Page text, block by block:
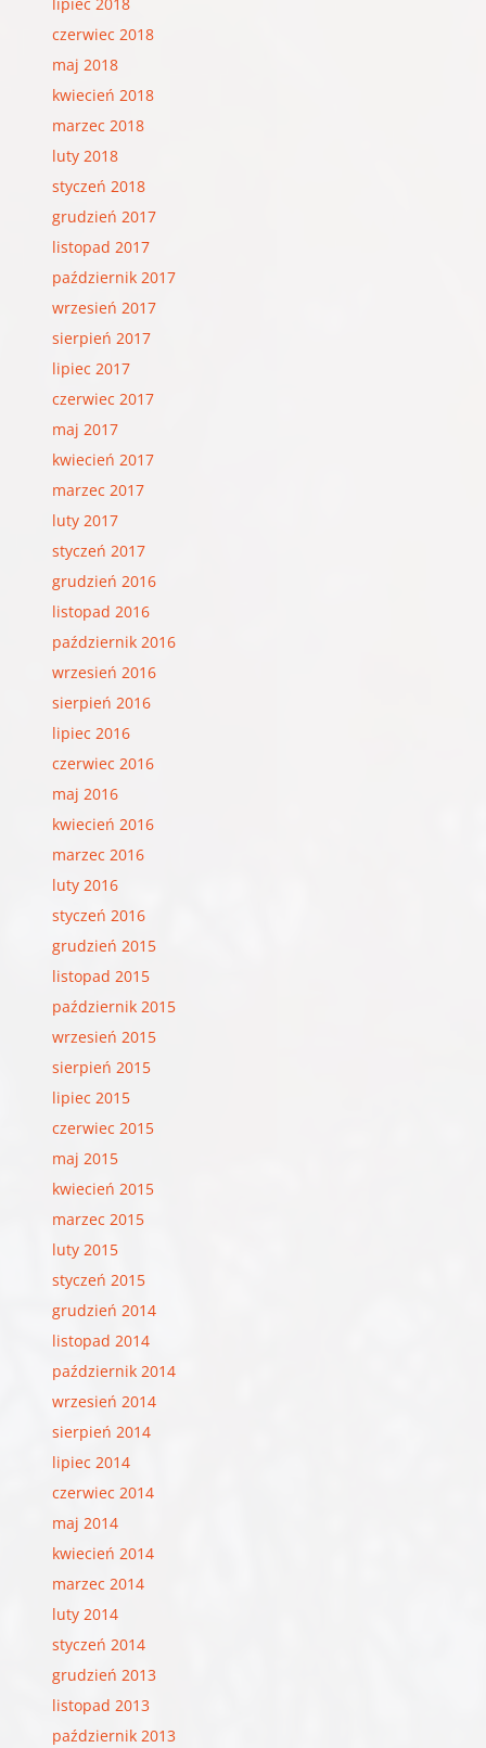
lipiec 2018
czerwiec 2018
maj 2018
kwiecień 2018
marzec 2018
luty 2018
styczeń 2018
grudzień 2017
listopad 2017
październik 2017
wrzesień 2017
sierpień 2017
lipiec 2017
czerwiec 2017
maj 2017
kwiecień 2017
marzec 2017
luty 2017
styczeń 2017
grudzień 2016
listopad 2016
październik 2016
wrzesień 2016
sierpień 2016
lipiec 2016
czerwiec 2016
maj 2016
kwiecień 2016
marzec 2016
luty 2016
styczeń 2016
grudzień 2015
listopad 2015
październik 2015
wrzesień 2015
sierpień 2015
lipiec 2015
czerwiec 2015
maj 2015
kwiecień 2015
marzec 2015
luty 2015
styczeń 2015
grudzień 2014
listopad 2014
październik 2014
wrzesień 2014
sierpień 2014
lipiec 2014
czerwiec 2014
maj 2014
kwiecień 2014
marzec 2014
luty 2014
styczeń 2014
grudzień 2013
listopad 2013
październik 2013